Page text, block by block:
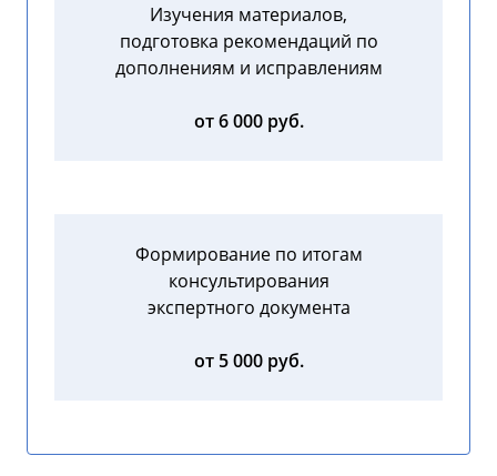
Изучения материалов,
подготовка рекомендаций по
дополнениям и исправлениям
от 6 000 руб.
Формирование по итогам
консультирования
экспертного документа
от 5 000 руб.